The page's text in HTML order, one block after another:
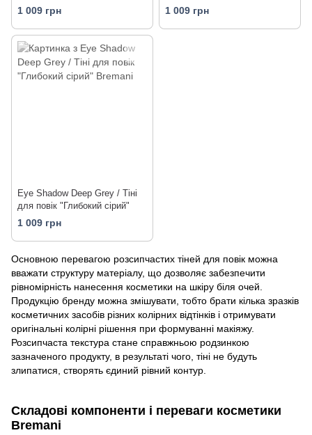
1 009 грн 1 009 грн
Eye Shadow Deep Grey / Тіні
для повік "Глибокий сірий"
1 009 грн
Основною перевагою розсипчастих тіней для повік можна
вважати структуру матеріалу, що дозволяє забезпечити
рівномірність нанесення косметики на шкіру біля очей.
Продукцію бренду можна змішувати, тобто брати кілька зразків
косметичних засобів різних колірних відтінків і отримувати
оригінальні колірні рішення при формуванні макіяжу.
Розсипчаста текстура стане справжньою родзинкою
зазначеного продукту, в результаті чого, тіні не будуть
злипатися, створять єдиний рівний контур.
Складові компоненти і переваги косметики
Bremani